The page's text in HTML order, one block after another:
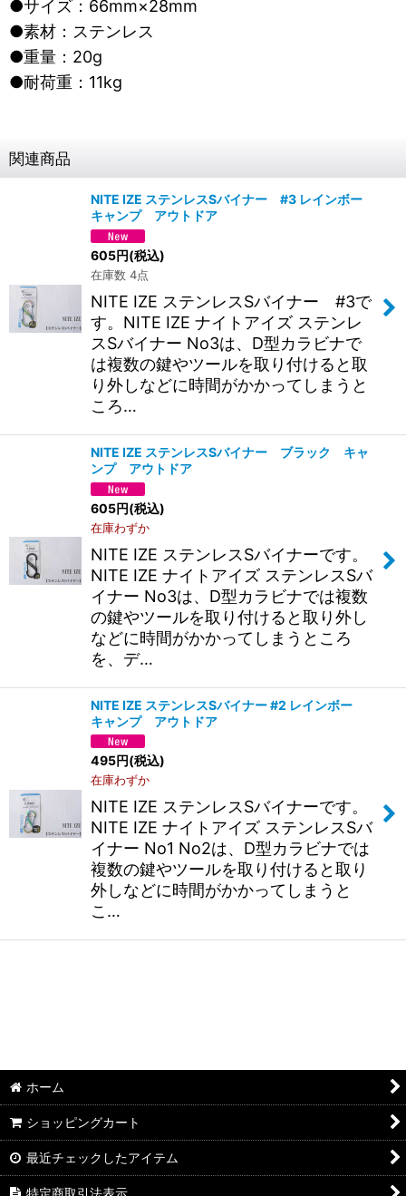
●サイズ：66mm×28mm
●素材：ステンレス
●重量：20g
●耐荷重：11kg
関連商品
NITE IZE ステンレスSバイナー #3 レインボー
キャンプ アウトドア
605円(税込)
在庫数 4点
NITE IZE ステンレスSバイナー #3で
す。NITE IZE ナイトアイズ ステンレ
スSバイナー No3は、D型カラビナで
は複数の鍵やツールを取り付けると取
り外しなどに時間がかかってしまうと
ころ…
NITE IZE ステンレスSバイナー ブラック キャ
ンプ アウトドア
605円(税込)
在庫わずか
NITE IZE ステンレスSバイナーです。
NITE IZE ナイトアイズ ステンレスSバ
イナー No3は、D型カラビナでは複数
の鍵やツールを取り付けると取り外し
などに時間がかかってしまうところ
を、デ…
NITE IZE ステンレスSバイナー #2 レインボー
キャンプ アウトドア
495円(税込)
在庫わずか
NITE IZE ステンレスSバイナーです。
NITE IZE ナイトアイズ ステンレスSバ
イナー No1 No2は、D型カラビナでは
複数の鍵やツールを取り付けると取り
外しなどに時間がかかってしまうと
こ…
ホーム
ショッピングカート
最近チェックしたアイテム
特定商取引法表示